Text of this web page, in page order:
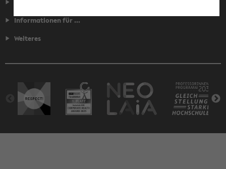
Informationen für ...
Weiteres